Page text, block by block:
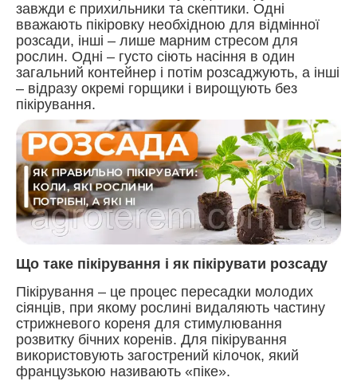
завжди є прихильники та скептики. Одні
вважають пікіровку необхідною для відмінної
розсади, інші – лише марним стресом для
рослин. Одні – густо сіють насіння в один
загальний контейнер і потім розсаджують, а інші
– відразу окремі горщики і вирощують без
пікірування.
Що таке пікірування і як пікірувати розсаду
Пікірування – це процес пересадки молодих
сіянців, при якому рослині видаляють частину
стрижневого кореня для стимулювання
розвитку бічних коренів. Для пікірування
використовують загострений кілочок, який
французькою називають «піке».